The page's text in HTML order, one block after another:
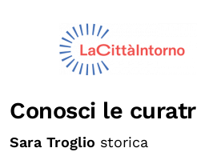
Conosci le
Sara Troglio storica